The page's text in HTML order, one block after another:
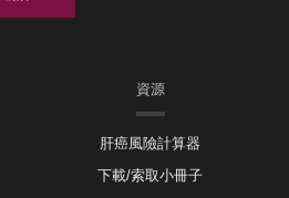
資源
肝癌風險計算器
下載/索取小冊子